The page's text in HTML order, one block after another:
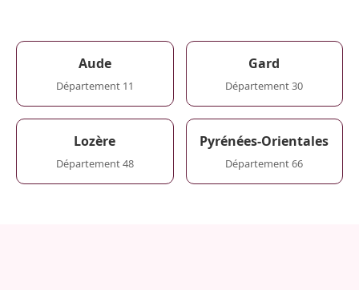
Aude
Département 11
Gard
Département 30
Lozère
Département 48
Pyrénées-Orientales
Département 66